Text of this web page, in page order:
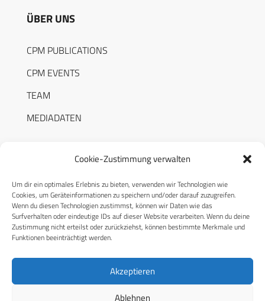
Cookie-Zustimmung verwalten
Um dir ein optimales Erlebnis zu bieten, verwenden wir Technologien wie
Cookies, um Geräteinformationen zu speichern und/oder darauf zuzugreifen.
Wenn du diesen Technologien zustimmst, können wir Daten wie das
Surfverhalten oder eindeutige IDs auf dieser Website verarbeiten. Wenn du deine
Zustimmung nicht erteilst oder zurückziehst, können bestimmte Merkmale und
Funktionen beeinträchtigt werden.
Akzeptieren
Ablehnen
ÜBER UNS
CPM PUBLICATIONS
CPM EVENTS
TEAM
MEDIADATEN
RECHTLICHES
Datenschutzerklärung
Cookie-Richtlinie (EU)